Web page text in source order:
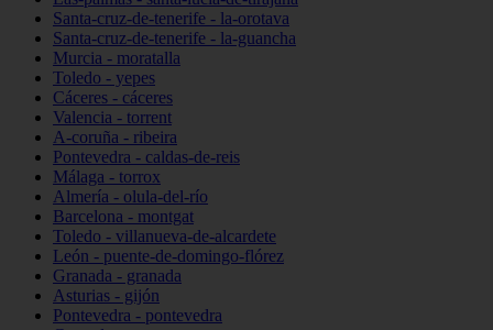
Santa-cruz-de-tenerife - la-orotava
Santa-cruz-de-tenerife - la-guancha
Murcia - moratalla
Toledo - yepes
Cáceres - cáceres
Valencia - torrent
A-coruña - ribeira
Pontevedra - caldas-de-reis
Málaga - torrox
Almería - olula-del-río
Barcelona - montgat
Toledo - villanueva-de-alcardete
León - puente-de-domingo-flórez
Granada - granada
Asturias - gijón
Pontevedra - pontevedra